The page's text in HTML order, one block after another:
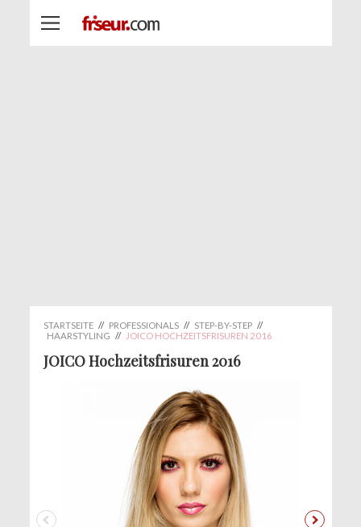
STARTSEITE // PROFESSIONALS // STEP-BY-STEP //
HAARSTYLING // JOICO HOCHZEITSFRISUREN 2016
JOICO Hochzeitsfrisuren 2016